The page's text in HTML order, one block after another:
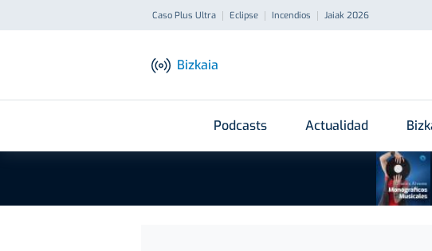
Caso Plus Ultra Eclipse Incendios Jaiak 2026
Bizkaia
Podcasts Actualidad